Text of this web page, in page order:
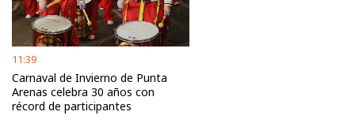
11:39
Carnaval de Invierno de Punta
Arenas celebra 30 años con
récord de participantes